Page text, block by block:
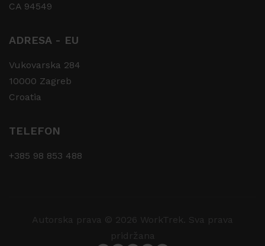
CA 94549
ADRESA - EU
Vukovarska 284
10000 Zagreb
Croatia
TELEFON
+385 98 853 488
Autorska prava © 2026 WorkTrek. Sva prava
pridržana